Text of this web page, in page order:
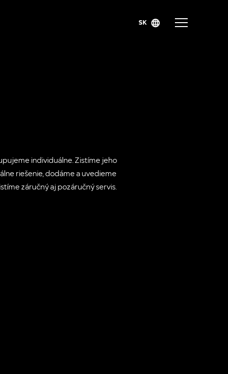
SK
individuálne. Zistíme jeho
riešenie, dodáme a uvedieme
záručný aj pozáručný servis.